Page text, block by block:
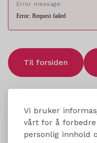
Vi bruker
vårt for å
personlig innhold
Error message:
Error: Request failed
Til forsiden